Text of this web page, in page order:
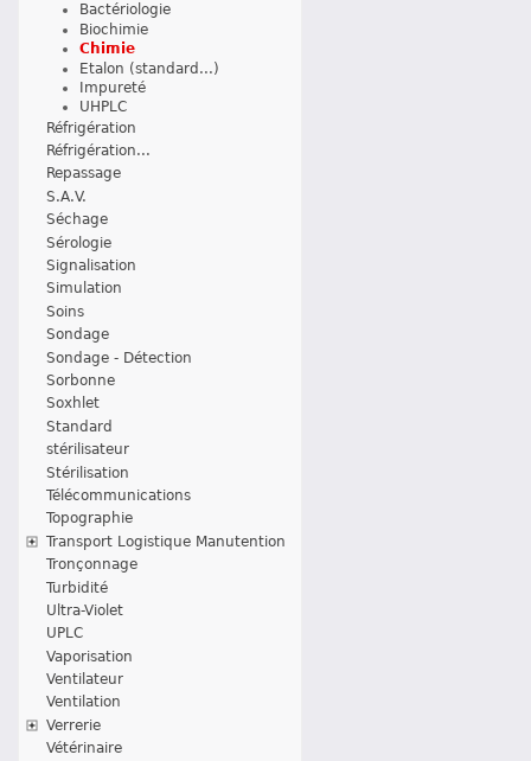
Bactériologie
Biochimie
Chimie
Etalon (standard...)
Impureté
UHPLC
Réfrigération
Réfrigération...
Repassage
S.A.V.
Séchage
Sérologie
Signalisation
Simulation
Soins
Sondage
Sondage - Détection
Sorbonne
Soxhlet
Standard
stérilisateur
Stérilisation
Télécommunications
Topographie
Transport Logistique Manutention
Tronçonnage
Turbidité
Ultra-Violet
UPLC
Vaporisation
Ventilateur
Ventilation
Verrerie
Vétérinaire